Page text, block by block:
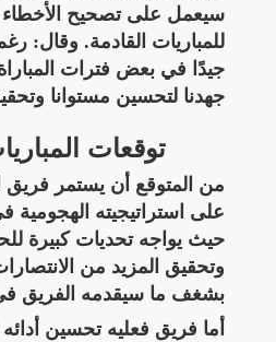
سيعمل على تصحيح الأخطاء
للمباريات القادمة. وقال:
جيدًا في بعض فترات
جهدنا لتحسين مستوانا
توقعات
من المتوقع أن يستمر فريق
على استراتيجيته الهجومية
حيث يواجه تحديات كبيرة
وتحقيق المزيد من
بشغف ما سيقدمه الفريق في
أما فريق فعليه تحسين